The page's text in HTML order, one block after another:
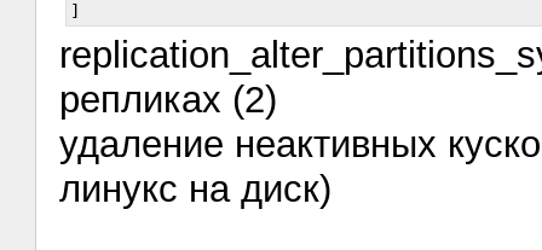
репликах (2)
удаление неактивных
линукс на диск)